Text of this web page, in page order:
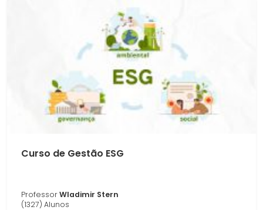
Curso de Gestão ESG
ProfessorWladimir Stern
(1327) Alunos